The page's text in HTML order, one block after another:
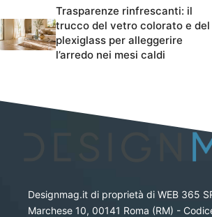
Trasparenze rinfrescanti: il
trucco del vetro colorato e del
plexiglass per alleggerire
l’arredo nei mesi caldi
Designmag.it di proprietà di WEB 365
Marchese 10, 00141 Roma (RM) -